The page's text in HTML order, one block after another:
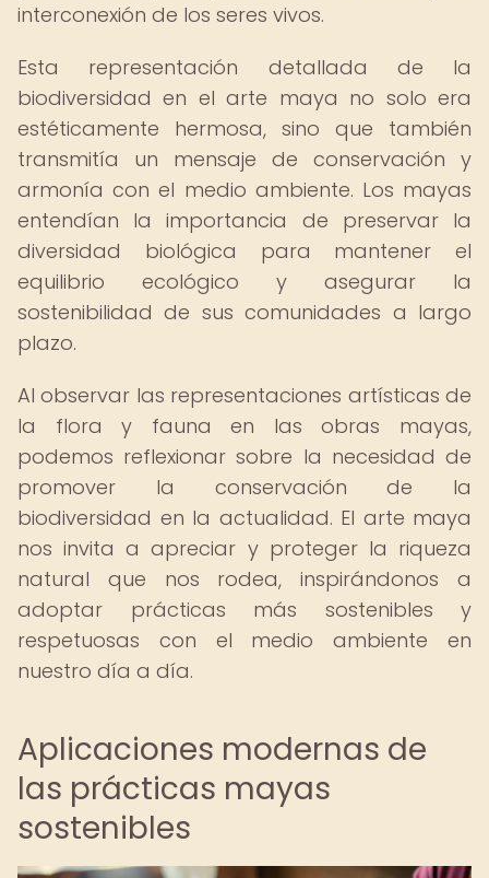
interconexión de los seres vivos.
Esta representación detallada de la
biodiversidad en el arte maya no solo era
estéticamente hermosa, sino que también
transmitía un mensaje de conservación y
armonía con el medio ambiente. Los mayas
entendían la importancia de preservar la
diversidad biológica para mantener el
equilibrio ecológico y asegurar la
sostenibilidad de sus comunidades a largo
plazo.
Al observar las representaciones artísticas de
la flora y fauna en las obras mayas,
podemos reflexionar sobre la necesidad de
promover la conservación de la
biodiversidad en la actualidad. El arte maya
nos invita a apreciar y proteger la riqueza
natural que nos rodea, inspirándonos a
adoptar prácticas más sostenibles y
respetuosas con el medio ambiente en
nuestro día a día.
Aplicaciones modernas de
las prácticas mayas
sostenibles